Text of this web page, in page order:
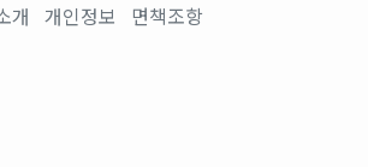
개 개인정보 면책조항